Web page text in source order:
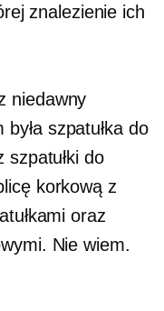
znalezienie ich
niedawny
szpatułka do
szpatułki do
korkową z
oraz
Nie wiem.